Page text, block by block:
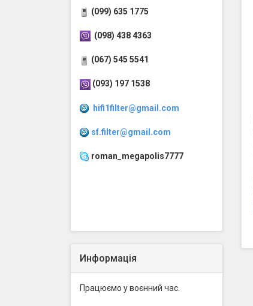
(099) 635 1775
(098) 438 4363
(067) 545 5541
(093) 197 1538
hifi1filter@gmail.com
sf.filter@gmail.com
roman_megapolis7777
Информація
Працюємо у воєнний час.